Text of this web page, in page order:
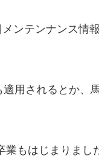
ンテンナンス情
用されるとか、
業もはじまりまし